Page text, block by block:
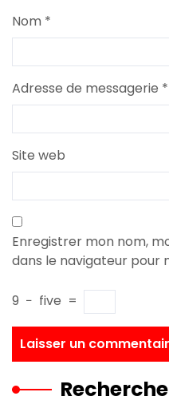
Nom *
Adresse de messagerie *
Site web
Enregistrer mon nom,
dans le navigateur pour
9 − five =